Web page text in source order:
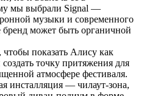
мы выбрали Signal —
музыки и современного
бренд может быть органичной
чтобы показать Алису как
точку притяжения для
атмосфере фестиваля.
инсталляция — чилаут-зона,